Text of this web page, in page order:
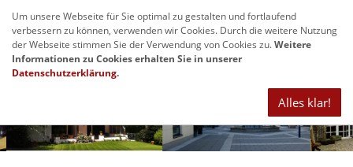
Um unsere Webseite für Sie optimal zu gestalten und fortlaufend
verbessern zu können, verwenden wir Cookies. Durch die weitere Nutzung
der Webseite stimmen Sie der Verwendung von Cookies zu.Weitere
Informationen zu Cookies erhalten Sie in unserer
Datenschutzerklärung.
Alles klar!